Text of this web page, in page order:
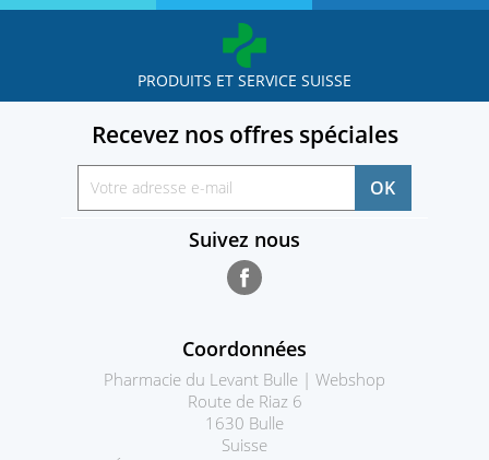
PRODUITS ET SERVICE SUISSE
Recevez nos offres spéciales
Suivez nous
Coordonnées
Pharmacie du Levant Bulle | Webshop
Route de Riaz 6
1630 Bulle
Suisse